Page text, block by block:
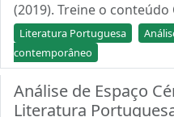
(2019). Treine o conteúdo
Literatura Portuguesa
contemporâneo
Análise de Espaço
Literatura